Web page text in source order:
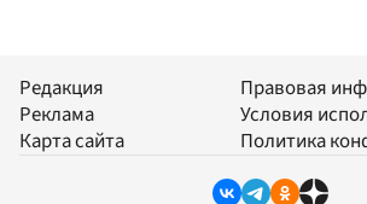
Редакция
Реклама
Карта сайта
Правовая
Условия
Политика